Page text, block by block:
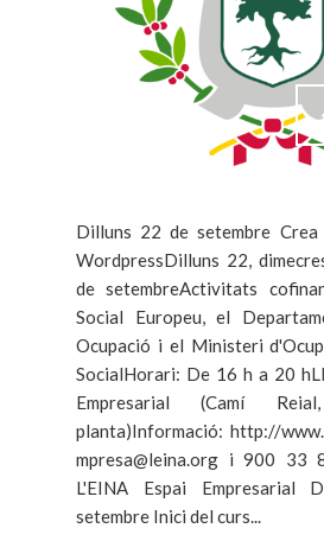
Dilluns 22 de setembre
WordpressDilluns 22,
de setembreActivitats
Social Europeu, el
Ocupació i el Ministeri
SocialHorari: De 16 h a 20
Empresarial (Camí
planta)Informació: http://
mpresa@leina.org i 900 33
L'EINA Espai Empresarial
setembre Inici del curs...